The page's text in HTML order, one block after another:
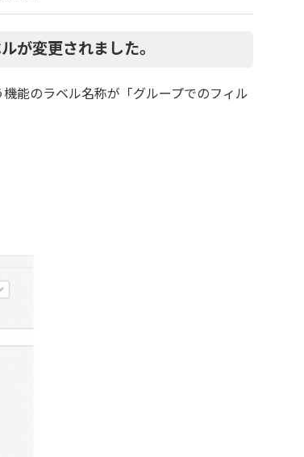
が変更されました。
能のラベル名称が「グループでのフィル